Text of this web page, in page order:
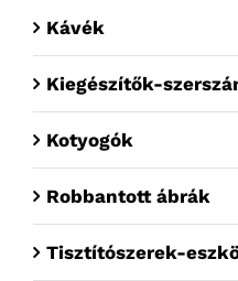
Kávék
Kiegészítők-
Kotyogók
Robbantott ábrák
Tisztítószerek-